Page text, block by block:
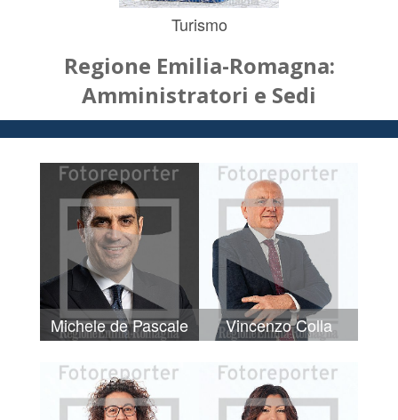
Turismo
Regione Emilia-Romagna:
Amministratori e Sedi
Michele de Pascale Vincenzo Colla